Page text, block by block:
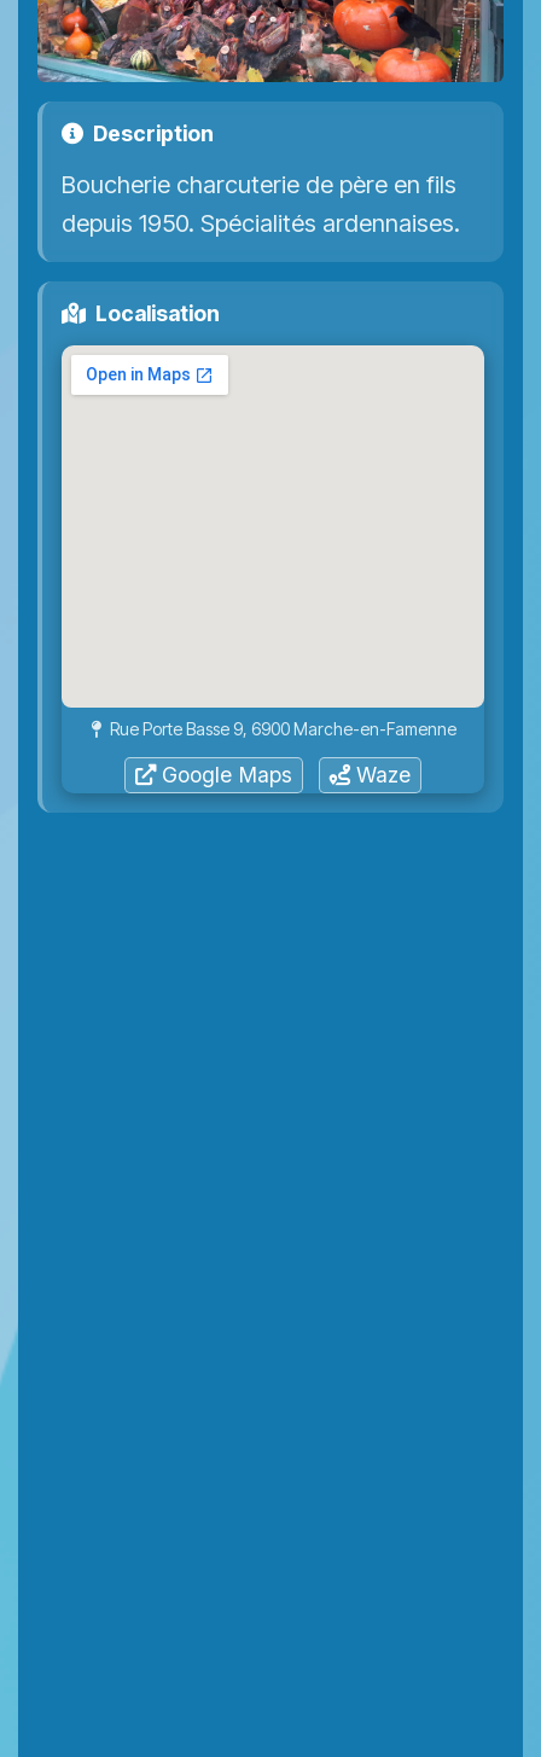
Description
Boucherie charcuterie de père en fils
depuis 1950. Spécialités ardennaises.
Localisation
Rue Porte Basse 9, 6900 Marche-en-Famenne
Google Maps Waze